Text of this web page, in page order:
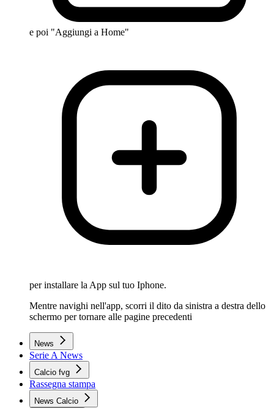
e poi "Aggiungi a Home"
per installare la App sul tuo Iphone.
Mentre navighi nell'app, scorri il dito da sinistra a destra dello
schermo per tornare alle pagine precedenti
News
Serie A News
Calcio fvg
Rassegna stampa
News Calcio